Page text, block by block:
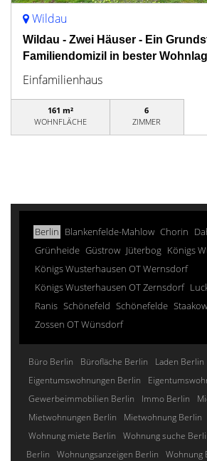
Wildau
Wildau - Zwei Häuser - Ein
Familiendomizil in bester
Einfamilienhaus
161 m²
WOHNFLÄCHE
6
ZIMMER
Berlin Blankenfelde-Mahlow Chorin
Grünheide Güstrow Jüterbog Königs
Königs Wusterhausen OT Wernsdorf
Königs Wusterhausen OT Zernsdorf
Ranis Schönefeld Schönefelde Staakow
Zossen OT Wünsdorf
Büro Berlin Bürofläche Berlin Laden Berlin
Eigentumswohnungen Berlin
Gewerbeimmobilien Berlin
Immo Berlin
Mietwohnungen Berlin
Mietwohnung Berlin
Wohnung miete Berlin
Wohnung suche
Berlin
Wohnungsanzeigen Berlin Wohnung